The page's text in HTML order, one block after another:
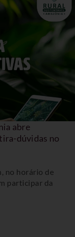
abre
dúvidas no
no horário de
participar da